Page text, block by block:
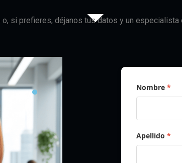
si prefieres, déjanos tus datos y un
Nombre*
Apellido*